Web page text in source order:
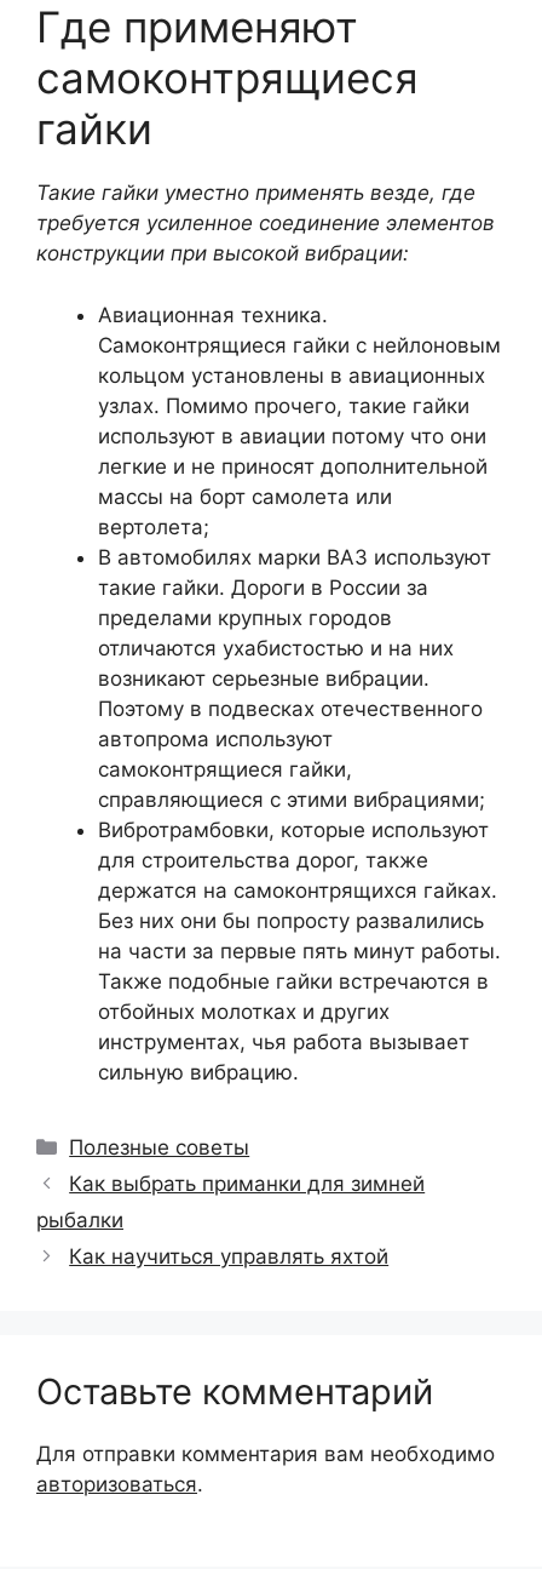
Где применяют
самоконтрящиеся
гайки
Такие гайки уместно применять везде, где
требуется усиленное соединение элементов
конструкции при высокой вибрации:
Авиационная техника.
Самоконтрящиеся гайки с нейлоновым
кольцом установлены в авиационных
узлах. Помимо прочего, такие гайки
используют в авиации потому что они
легкие и не приносят дополнительной
массы на борт самолета или
вертолета;
В автомобилях марки ВАЗ используют
такие гайки. Дороги в России за
пределами крупных городов
отличаются ухабистостью и на них
возникают серьезные вибрации.
Поэтому в подвесках отечественного
автопрома используют
самоконтрящиеся гайки,
справляющиеся с этими вибрациями;
Вибротрамбовки, которые используют
для строительства дорог, также
держатся на самоконтрящихся гайках.
Без них они бы попросту развалились
на части за первые пять минут работы.
Также подобные гайки встречаются в
отбойных молотках и других
инструментах, чья работа вызывает
сильную вибрацию.
Рубрики
Полезные советы
Как выбрать приманки для зимней
рыбалки
Как научиться управлять яхтой
Оставьте комментарий
Для отправки комментария вам необходимо
авторизоваться.